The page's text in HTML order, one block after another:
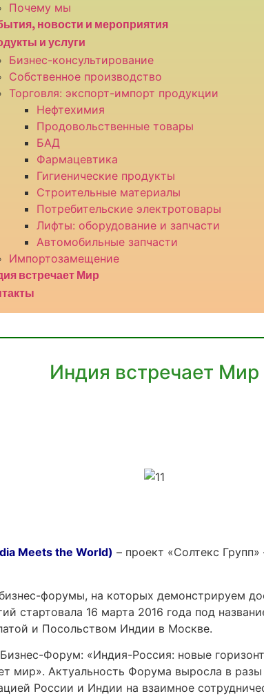
Почему мы
новости и мероприятия
и услуги
Бизнес-консультирование
Собственное производство
Торговля: экспорт-импорт продукции
Нефтехимия
Продовольственные товары
БАД
Фармацевтика
Гигиенические продукты
Строительные материалы
Потребительские электротовары
Лифты: оборудование и запчасти
Автомобильные запчасти
Импортозамещение
встречает Мир
Индия встречает Мир
Meets the World) – проект «Солтекс
форумы, на которых демонстрируем
стартовала 16 марта 2016 года под
и Посольством Индии в Москве.
Форум: «Индия-Россия: новые
мир». Актуальность Форума выросла в
России и Индии на взаимное